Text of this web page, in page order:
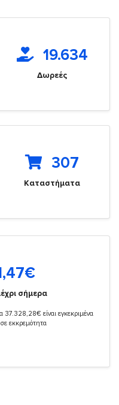
19.634
Δωρεές
307
Καταστήματα
€
σήμερα
37.328,28€ είναι εγκεκριμένα
εκκρεμότητα